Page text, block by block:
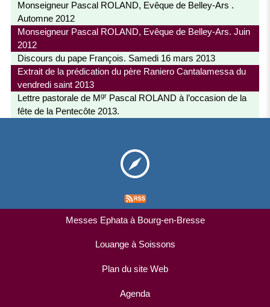
Monseigneur Pascal ROLAND, Evêque de Belley-Ars .
Automne 2012
Monseigneur Pascal ROLAND, Evêque de Belley-Ars. Juin
2012
Discours du pape François. Samedi 16 mars 2013
Extrait de la prédication du père Raniero Cantalamessa du
vendredi saint 2013
Lettre pastorale de M grPascal ROLAND à l’occasion de la
fête de la Pentecôte 2013.
Messes Ephata à Bourg-en-Bresse
Louange à Soissons
Plan du site Web
Agenda